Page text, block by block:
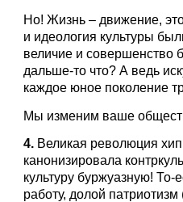
Но! Жизнь – движение,
и идеология культуры
величие и совершенство
дальше-то что? А ведь
каждое юное поколение
Мы изменим ваше
4. Великая революция
канонизировала
культуру буржуазную!
работу, долой